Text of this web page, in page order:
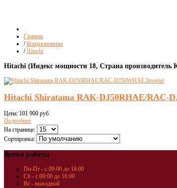
Главная
/ Кондиционеры
/ Hitachi
Hitachi (Индекс мощности 18, Страна производитель
Hitachi Shiratama RAK-DJ50RHAE/RAC-
Цена: 101 900 руб
Подробнее
На странице:
Сортировка:
Время работы
Пн-Пт - с 09:00 до 18:00
Сб - с 09:00 до 16:00
Вс - выходной